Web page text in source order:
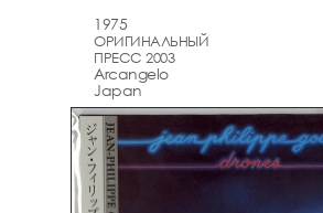
1975
ОРИГИНАЛЬНЫЙ
ПРЕСС 2003
Arcаngelo
Japan